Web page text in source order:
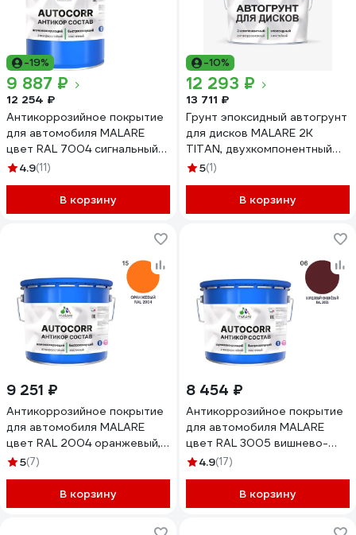
-19%
9 887 ₽
12 254 ₽
Антикоррозийное покрытие
для автомобиля MALARE
цвет RAL 7004 сигнальный
серый, матовая, 20 кг
4.9(11)
В корзину
-10%
12 293 ₽
13 711 ₽
Грунт эпоксидный автогрунт
для дисков MALARE 2К
TITAN, двухкомпонентный
антикоррозионный
7040, 10 кг + 1 кг
отвердитель
5(1)
В корзину
9 251 ₽
Антикоррозийное покрытие
для автомобиля MALARE
цвет RAL 2004 оранжевый,
матовая, 12,5 кг
5(7)
В корзину
8 454 ₽
Антикоррозийное покрытие
для автомобиля MALARE
цвет RAL 3005 вишнево-
бордовый, матовая, 12,5 кг
4.9(17)
В корзину